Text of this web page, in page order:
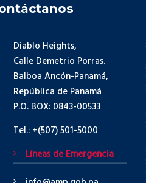
Diablo Heights,
Calle Demetrio Porras.
Balboa Ancón-Panamá,
República de Panamá
P.O. BOX: 0843-00533
Tel.: +(507) 501-5000
Líneas de Emergencia